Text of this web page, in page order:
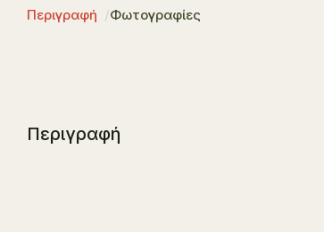
Περιγραφή Φωτογραφίες
Περιγραφή